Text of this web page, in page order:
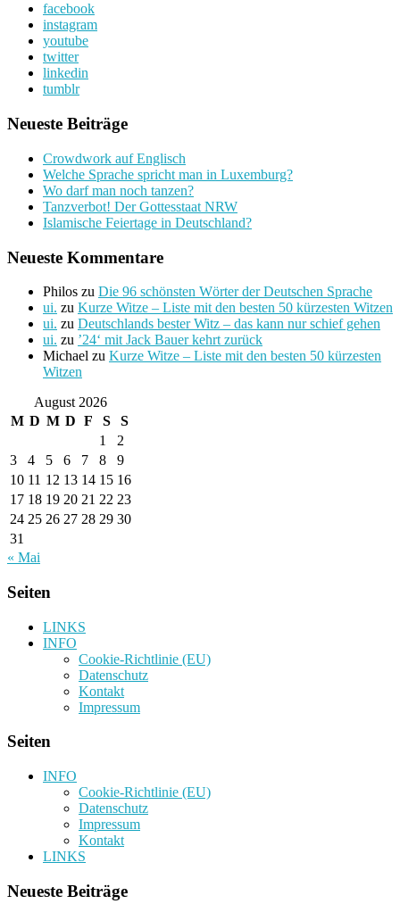
facebook
instagram
youtube
twitter
linkedin
tumblr
Neueste Beiträge
Crowdwork auf Englisch
Welche Sprache spricht man in Luxemburg?
Wo darf man noch tanzen?
Tanzverbot! Der Gottesstaat NRW
Islamische Feiertage in Deutschland?
Neueste Kommentare
Philos zu Die 96 schönsten Wörter der Deutschen Sprache
ui. zu Kurze Witze – Liste mit den besten 50 kürzesten Witzen
ui. zu Deutschlands bester Witz – das kann nur schief gehen
ui. zu ’24‘ mit Jack Bauer kehrt zurück
Michael zu Kurze Witze – Liste mit den besten 50 kürzesten
Witzen
August 2026
M D M D F S
S
1
2
3
4 5 6 7 8
9
10 11 12 13 14 15 16
17 18 19 20 21 22 23
24 25 26 27 28 29 30
31
« Mai
Seiten
LINKS
INFO
Cookie-Richtlinie (EU)
Datenschutz
Kontakt
Impressum
Seiten
INFO
Cookie-Richtlinie (EU)
Datenschutz
Impressum
Kontakt
LINKS
Neueste Beiträge